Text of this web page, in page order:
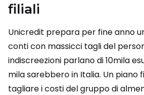
filiali
Unicredit prepara per fine anno
conti con massicci tagli del
indiscreezioni parlano di 10mila
mila sarebbero in Italia. Un piano
tagliare i costi del gruppo di